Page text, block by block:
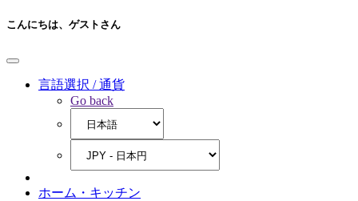
こんにちは、 ゲストさん
言語選択 / 通貨
Go back
ホーム・キッチン